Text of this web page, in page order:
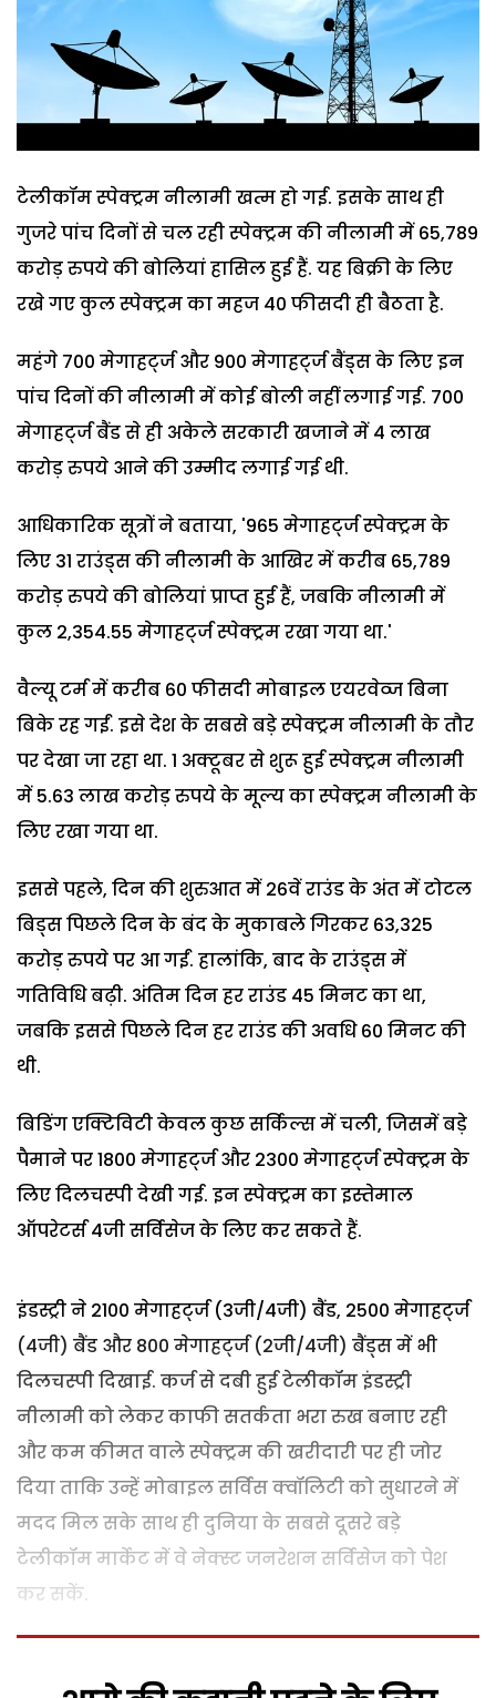
टेलीकॉम स्पेक्ट्रम नीलामी खत्म हो गई. इसके साथ ही
गुजरे पांच दिनों से चल रही स्पेक्ट्रम की नीलामी में 65,789
करोड़ रुपये की बोलियां हासिल हुई हैं. यह बिक्री के लिए
रखे गए कुल स्पेक्ट्रम का महज 40 फीसदी ही बैठता है.
महंगे 700 मेगाहर्ट्ज और 900 मेगाहर्ट्ज बैंड्स के लिए इन
पांच दिनों की नीलामी में कोई बोली नहीं लगाई गई. 700
मेगाहर्ट्ज बैंड से ही अकेले सरकारी खजाने में 4 लाख
करोड़ रुपये आने की उम्मीद लगाई गई थी.
आधिकारिक सूत्रों ने बताया, '965 मेगाहर्ट्ज स्पेक्ट्रम के
लिए 31 राउंड्स की नीलामी के आखिर में करीब 65,789
करोड़ रुपये की बोलियां प्राप्त हुई हैं, जबकि नीलामी में
कुल 2,354.55 मेगाहर्ट्ज स्पेक्ट्रम रखा गया था.'
वैल्यू टर्म में करीब 60 फीसदी मोबाइल एयरवेव्ज बिना
बिके रह गईं. इसे देश के सबसे बड़े स्पेक्ट्रम नीलामी के तौर
पर देखा जा रहा था. 1 अक्टूबर से शुरू हुई स्पेक्ट्रम नीलामी
में 5.63 लाख करोड़ रुपये के मूल्य का स्पेक्ट्रम नीलामी के
लिए रखा गया था.
इससे पहले, दिन की शुरुआत में 26वें राउंड के अंत में टोटल
बिड्स पिछले दिन के बंद के मुकाबले गिरकर 63,325
करोड़ रुपये पर आ गईं. हालांकि, बाद के राउंड्स में
गतिविधि बढ़ी. अंतिम दिन हर राउंड 45 मिनट का था,
जबकि इससे पिछले दिन हर राउंड की अवधि 60 मिनट की
थी.
बिडिंग एक्टिविटी केवल कुछ सर्किल्स में चली, जिसमें बड़े
पैमाने पर 1800 मेगाहर्ट्ज और 2300 मेगाहर्ट्ज स्पेक्ट्रम के
लिए दिलचस्पी देखी गई. इन स्पेक्ट्रम का इस्तेमाल
ऑपरेटर्स 4जी सर्विसेज के लिए कर सकते हैं.
इंडस्ट्री ने 2100 मेगाहर्ट्ज (3जी/4जी) बैंड, 2500 मेगाहर्ट्ज
(4जी) बैंड और 800 मेगाहर्ट्ज (2जी/4जी) बैंड्स में भी
दिलचस्पी दिखाई. कर्ज से दबी हुई टेलीकॉम इंडस्ट्री
नीलामी को लेकर काफी सतर्कता भरा रुख बनाए रही
और कम कीमत वाले स्पेक्ट्रम की खरीदारी पर ही जोर
दिया ताकि उन्हें मोबाइल सर्विस क्वॉलिटी को सुधारने में
मदद मिल सके साथ ही दुनिया के सबसे दूसरे बड़े
टेलीकॉम मार्केट में वे नेक्स्ट जनरेशन सर्विसेज को पेश
कर सकें.